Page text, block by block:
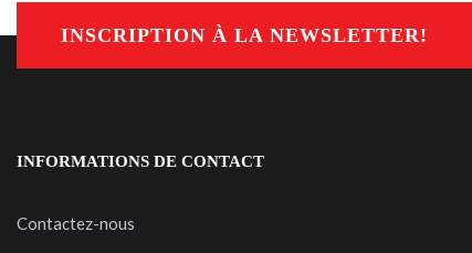
INSCRIPTION À LA NEWSLETTER!
INFORMATIONS DE CONTACT
Contactez-nous